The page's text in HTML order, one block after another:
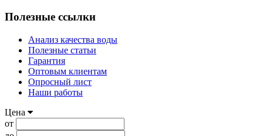
Полезные ссылки
Анализ качества воды
Полезные статьи
Гарантия
Оптовым клиентам
Опросный лист
Наши работы
Цена
от